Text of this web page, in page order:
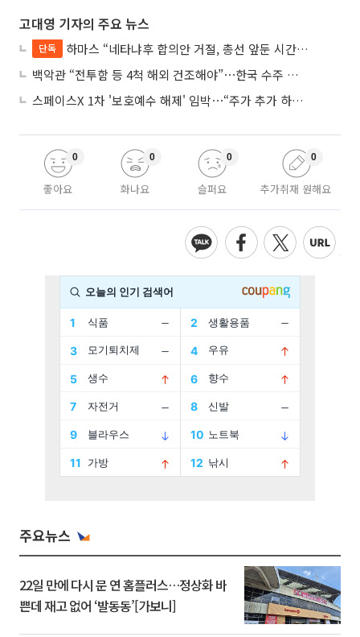
고대영 기자의 주요 뉴스
단독
하마스 “네타냐후 합의안 거절, 총선 앞둔 시간 끌기”
백악관 “전투함 등 4척 해외 건조해야”⋯한국 수주 기대
스페이스X 1차 '보호예수 해제' 임박⋯“주가 추가 하락 가능성”
좋아요
0
화나요
0
슬퍼요
0
추가취재 원해요
0
주요뉴스
22일 만에 다시 문 연 홈플러스…정상화 바
쁜데 재고 없어 ‘발동동’[가보니]